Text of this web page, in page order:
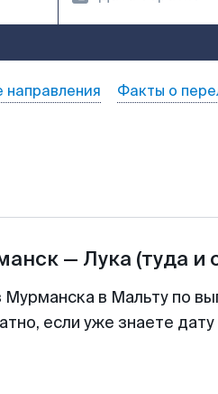
Факты о
— Лука (туда и
в Мальту по
если уже знаете